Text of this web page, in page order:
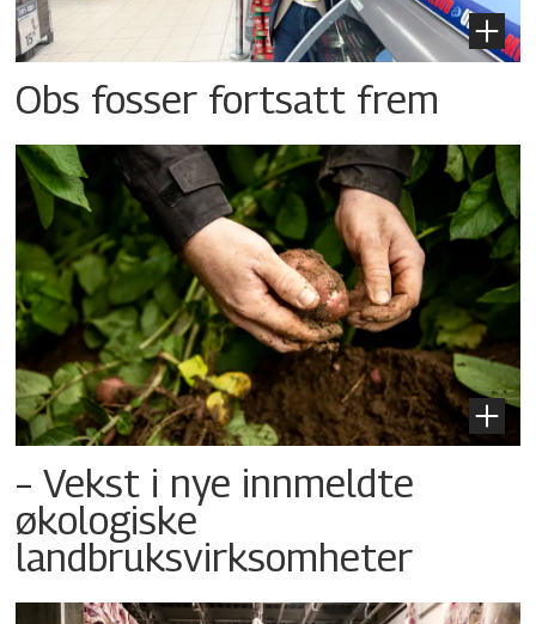
Obs fosser fortsatt frem
– Vekst i nye innmeldte
økologiske
landbruksvirksomheter